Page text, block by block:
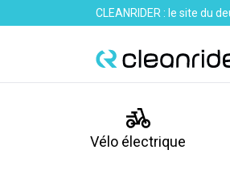
CLEANRIDER : le site du
Vélo électrique